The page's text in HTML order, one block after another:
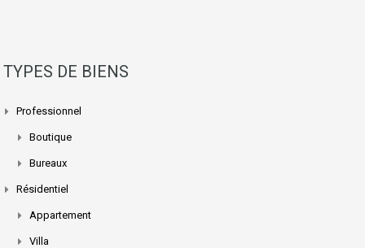
TYPES DE BIENS
Professionnel
Boutique
Bureaux
Résidentiel
Appartement
Villa